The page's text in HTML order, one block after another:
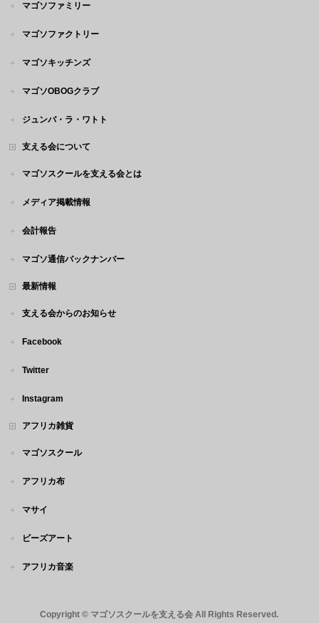
マゴソファミリー
マゴソファクトリー
マゴソキッチンズ
マゴソOBOGクラブ
ジュンバ・ラ・ワトト
支える会について
マゴソスクールを支える会とは
メディア掲載情報
会計報告
マゴソ通信バックナンバー
最新情報
支える会からのお知らせ
Facebook
Twitter
Instagram
アフリカ雑貨
マゴソスクール
アフリカ布
マサイ
ビーズアート
アフリカ音楽
Copyright © マゴソスクールを支える会 All Rights Reserved.